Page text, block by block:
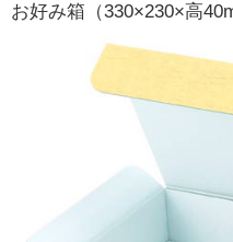
お好み箱（330×230×高